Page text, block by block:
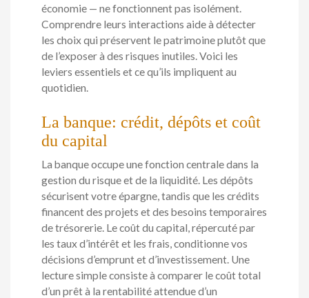
économie — ne fonctionnent pas isolément.
Comprendre leurs interactions aide à détecter
les choix qui préservent le patrimoine plutôt que
de l’exposer à des risques inutiles. Voici les
leviers essentiels et ce qu’ils impliquent au
quotidien.
La banque: crédit, dépôts et coût
du capital
La banque occupe une fonction centrale dans la
gestion du risque et de la liquidité. Les dépôts
sécurisent votre épargne, tandis que les crédits
financent des projets et des besoins temporaires
de trésorerie. Le coût du capital, répercuté par
les taux d’intérêt et les frais, conditionne vos
décisions d’emprunt et d’investissement. Une
lecture simple consiste à comparer le coût total
d’un prêt à la rentabilité attendue d’un